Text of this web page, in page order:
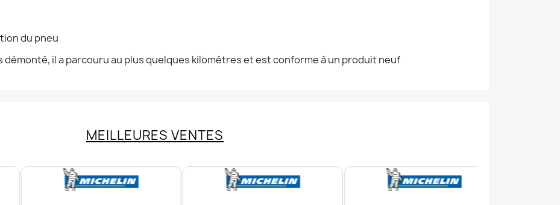
du pneu
démonté, il a parcouru au plus quelques kilomètres et est conforme à un produit neuf
MEILLEURES VENTES